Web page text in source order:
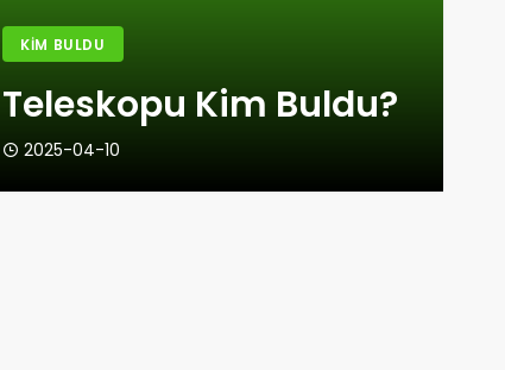
KIM BULDU
Teleskopu Kim Buldu?
2025-04-10